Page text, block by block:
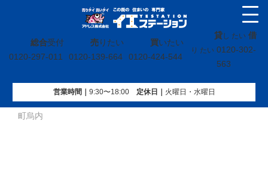
総合受付
0120-297-011
売りたい
0120-139-664
買いたい
0120-424-544
貸し たい 借
り たい 0120-302-
563
営業時間｜ 9:30〜18:00定休⽇｜ 火曜⽇・水曜⽇
イエステーション»売買実績»戸建»福島県いわき市仁井田
町烏内